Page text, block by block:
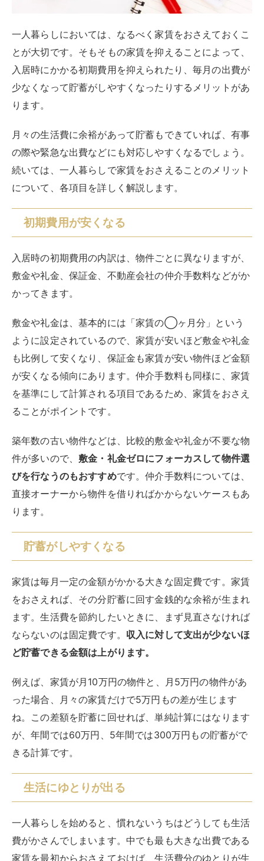
一人暮らしにおいては、なるべく家賃をおさえておくこ
とが大切です。そもそもの家賃を抑えることによって、
入居時にかかる初期費用を抑えられたり、毎月の出費が
少なくなって貯蓄がしやすくなったりするメリットがあ
ります。
月々の生活費に余裕があって貯蓄もできていれば、有事
の際や緊急な出費などにも対応しやすくなるでしょう。
続いては、一人暮らしで家賃をおさえることのメリット
について、各項目を詳しく解説します。
初期費用が安くなる
入居時の初期費用の内訳は、物件ごとに異なりますが、
敷金や礼金、保証金、不動産会社の仲介手数料などがか
かってきます。
敷金や礼金は、基本的には「家賃の◯ヶ月分」という
ように設定されているので、家賃が安いほど敷金や礼金
も比例して安くなり、保証金も家賃が安い物件ほど金額
が安くなる傾向にあります。仲介手数料も同様に、家賃
を基準にして計算される項目であるため、家賃をおさえ
ることがポイントです。
築年数の古い物件などは、比較的敷金や礼金が不要な物
件が多いので、 敷金・礼金ゼロにフォーカスして物件選
びを行なうのもおすすめです。仲介手数料については、
直接オーナーから物件を借りればかからないケースもあ
ります。
貯蓄がしやすくなる
家賃は毎月一定の金額がかかる大きな固定費です。家賃
をおさえれば、その分貯蓄に回す金銭的な余裕が生まれ
ます。生活費を節約したいときに、まず見直さなければ
ならないのは固定費です。 収入に対して支出が少ないほ
ど貯蓄できる金額は上がります。
例えば、家賃が月10万円の物件と、月5万円の物件があ
った場合、月々の家賃だけで5万円もの差が生じます
ね。この差額を貯蓄に回せれば、単純計算にはなります
が、年間では60万円、5年間では300万円もの貯蓄がで
きる計算です。
生活にゆとりが出る
一人暮らしを始めると、慣れないうちはどうしても生活
費がかさんでしまいます。中でも最も大きな出費である
家賃を最初からおさえておけば、生活費分のゆとりが生